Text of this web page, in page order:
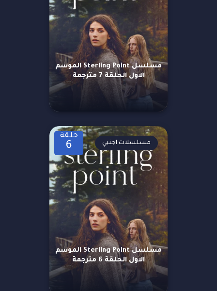
مسلسل Sterling Point الموسم
الاول الحلقة 7 مترجمة
حلقة
6
مسلسل Sterling Point الموسم
الاول الحلقة 6 مترجمة
مسلسلات اجنبي